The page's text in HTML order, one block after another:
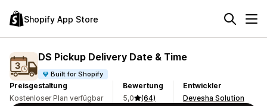
Shopify App Store
DS Pickup Delivery Date & Time
Built for Shopify
Preisgestaltung
Kostenloser Plan verfügbar
Bewertung
5,0
(64)
Entwickler
Devesha Solution